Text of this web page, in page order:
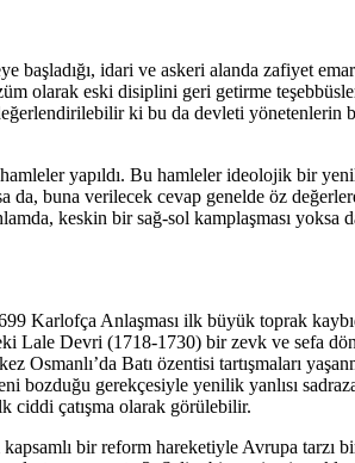
başladığı, idari ve askeri alanda zafiyet
olarak eski disiplini geri getirme
ki bu da devleti yönetenlerin
yapıldı. Bu hamleler ideolojik bir
da, buna verilecek cevap genelde öz
keskin bir sağ-sol kamplaşması yoksa
Karlofça Anlaşması ilk büyük toprak
Lale Devri (1718-1730) bir zevk ve sefa
Batı özentisi tartışmaları
gerekçesiyle yenilik yanlısı
ciddi çatışma olarak görülebilir.
bir reform hareketiyle Avrupa tarzı